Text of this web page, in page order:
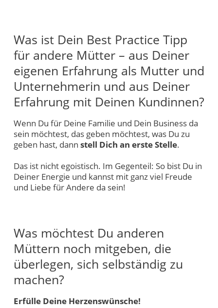
Was ist Dein Best Practice Tipp
für andere Mütter – aus Deiner
eigenen Erfahrung als Mutter und
Unternehmerin und aus Deiner
Erfahrung mit Deinen Kundinnen?
Wenn Du für Deine Familie und Dein Business da
sein möchtest, das geben möchtest, was Du zu
geben hast, dann stell Dich an erste Stelle.
Das ist nicht egoistisch. Im Gegenteil: So bist Du in
Deiner Energie und kannst mit ganz viel Freude
und Liebe für Andere da sein!
Was möchtest Du anderen
Müttern noch mitgeben, die
überlegen, sich selbständig zu
machen?
Erfülle Deine Herzenswünsche!